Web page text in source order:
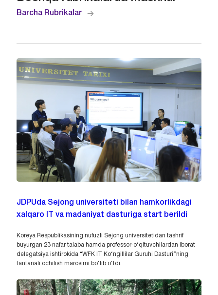
Barcha Rubrikalar
JDPUda Sejong universiteti bilan hamkorlikdagi
xalqaro IT va madaniyat dasturiga start berildi
Koreya Respublikasining nufuzli Sejong universitetidan tashrif
buyurgan 23 nafar talaba hamda professor-o‘qituvchilardan iborat
delegatsiya ishtirokida “WFK IT Ko‘ngillilar Guruhi Dasturi”ning
tantanali ochilish marosimi bo‘lib o‘tdi.